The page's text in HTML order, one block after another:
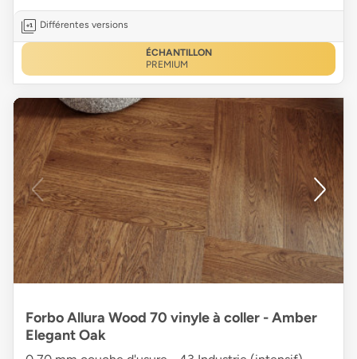
Différentes versions
ÉCHANTILLON
PREMIUM
Forbo Allura Wood 70 vinyle à coller - Amber
Elegant Oak